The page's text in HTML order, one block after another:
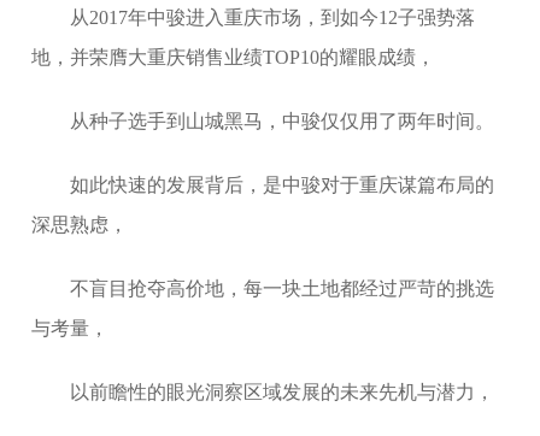
从2017年中骏进入重庆市场，到如今12子强势落
地，并荣膺大重庆销售业绩TOP10的耀眼成绩，
从种子选手到山城黑马，中骏仅仅用了两年时间。
如此快速的发展背后，是中骏对于重庆谋篇布局的
深思熟虑，
不盲目抢夺高价地，每一块土地都经过严苛的挑选
与考量，
以前瞻性的眼光洞察区域发展的未来先机与潜力，